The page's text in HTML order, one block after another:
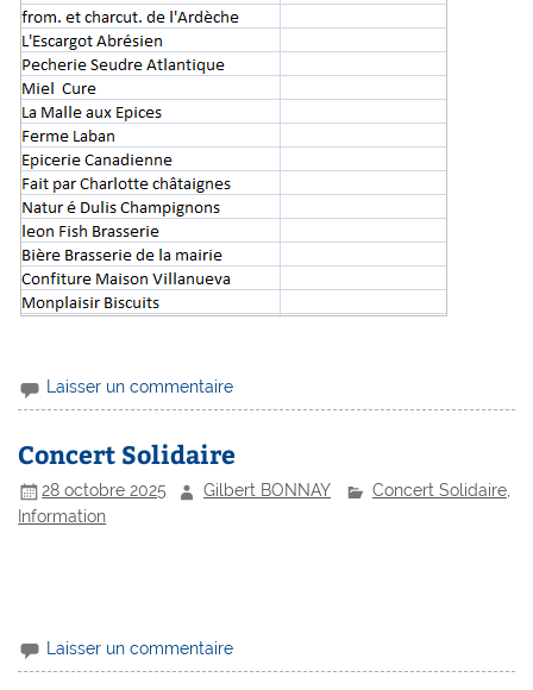
Laisser un commentaire
Concert Solidaire
28 octobre 2025 Gilbert BONNAY Concert Solidaire,
Information
Laisser un commentaire